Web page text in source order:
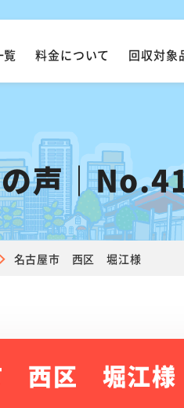
覧 料金について 回収対象
声｜
名古屋市 西区 堀江様
西区 堀江様